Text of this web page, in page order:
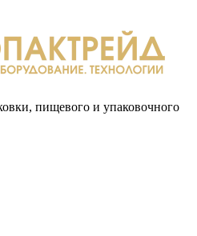
пищевого и упаковочного